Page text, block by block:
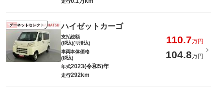
グーネットセレクト ハイゼットカーゴ
支払総額
(税込)(リ済込)
110.7万円
車両本体価格
(税込)
104.8万円
年式2023(令和5)年
走行292km